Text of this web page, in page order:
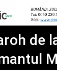
de